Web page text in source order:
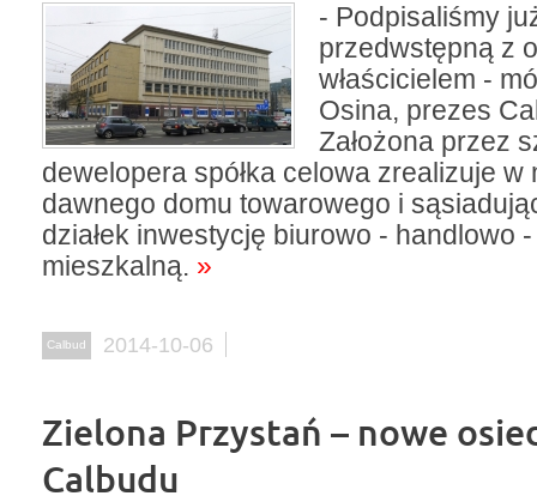
- Podpisaliśmy
przedwstępną z
właścicielem -
Osina, prezes
Założona przez
dewelopera spółka celowa zrealizuje w
dawnego domu towarowego i
działek inwestycję biurowo - handlowo -
mieszkalną. »
Calbud 2014-10-06
Zielona Przystań – nowe
Calbudu